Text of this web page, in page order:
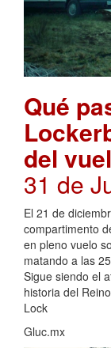
Qué
del
31 de
El 21 de
compartimento
en pleno vuelo
matando a las
Sigue siendo el
historia del
Lock
Gluc.mx